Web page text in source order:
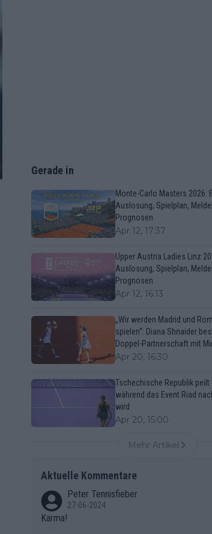
Gerade in
Monte-Carlo Masters 2026:
Auslosung, Spielplan,
Prognosen
Apr 12, 17:37
Upper Austria Ladies Linz
Auslosung, Spielplan,
Prognosen
Apr 12, 16:13
„Wir werden Madrid und
spielen“: Diana Shnaider
Doppel-Partnerschaft mit
Apr 20, 16:30
Tschechische Republik peilt
während das Event Riad
wird
Apr 20, 15:00
Mehr Artikel
Aktuelle Kommentare
Peter Tennisfieber
27-06-2024
Karma!